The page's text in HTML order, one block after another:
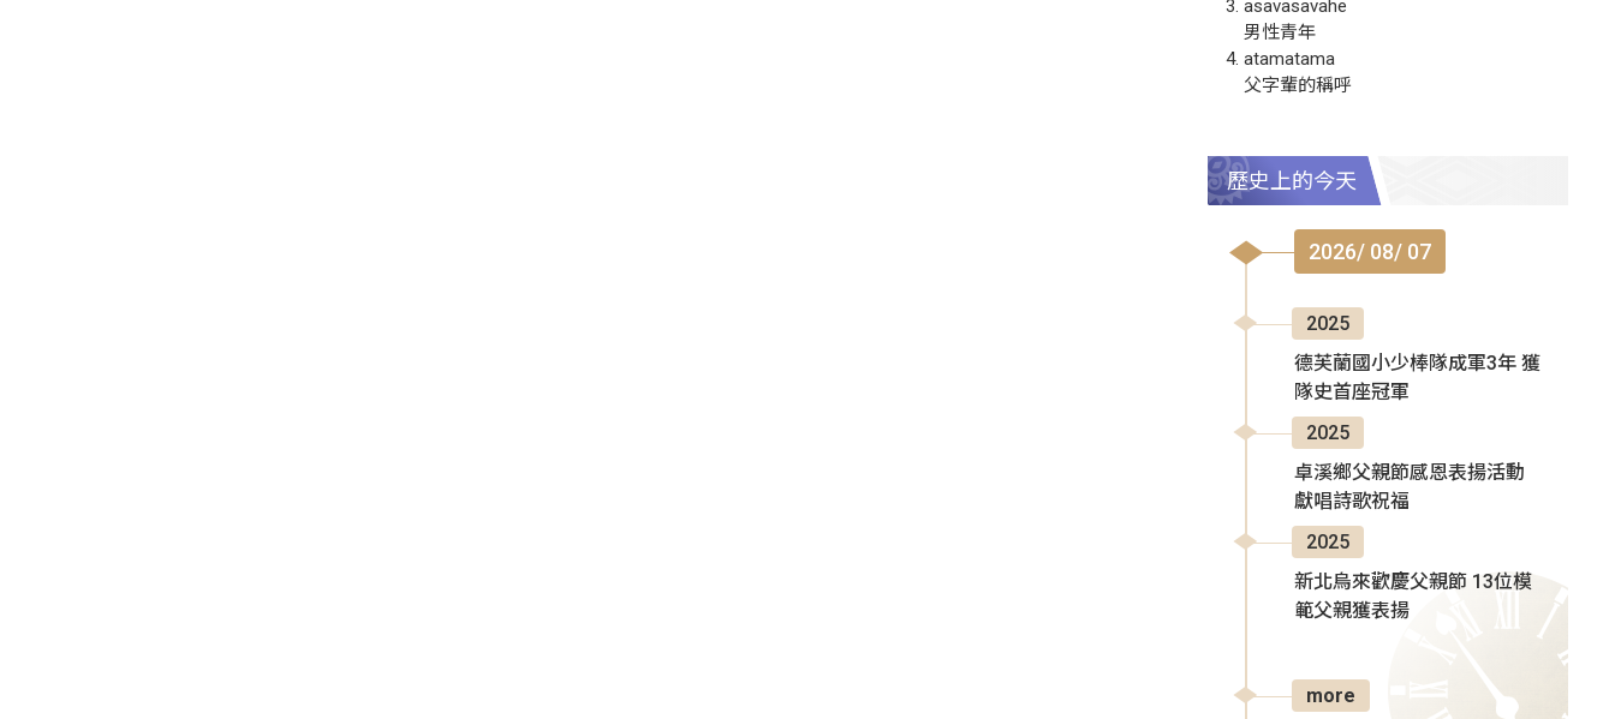
asavasavahe
男性青年
atamatama
父字輩的稱呼
歷史上的今天
2026/ 08/ 07
2025
德芙蘭國小少棒隊成軍3年 獲
隊史首座冠軍
2025
卓溪鄉父親節感恩表揚活動
獻唱詩歌祝福
2025
新北烏來歡慶父親節 13位模
範父親獲表揚
more